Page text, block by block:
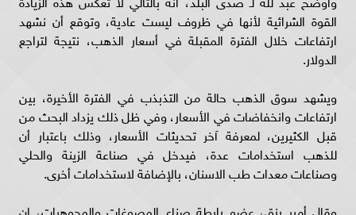
القوة الشرائية لأنها في ظروف ليست عادية، وتوقع أن نشهد
ارتفاعات خلال الفترة المقبلة في أسعار الذهب، نتيجة لتراجع
الدولار.
ويشهد سوق الذهب حالة من التذبذب في الفترة الأخيرة، بين
ارتفاعات وانخفاضات في الأسعار، وفي ظل ذلك يزداد البحث من
قبل الكثيرين، لمعرفة آخر تحديثات الأسعار، وذلك باعتبار أن
للذهب استخدامات عدة، فيدخل في صناعة الزينة والحلي
وصناعات معدات طب الاسنان، بالإضافة لاستخدامات أخرى.
وقال أمير رزق، عضو رابطة صناع المصوغات والمجوهرات، إن